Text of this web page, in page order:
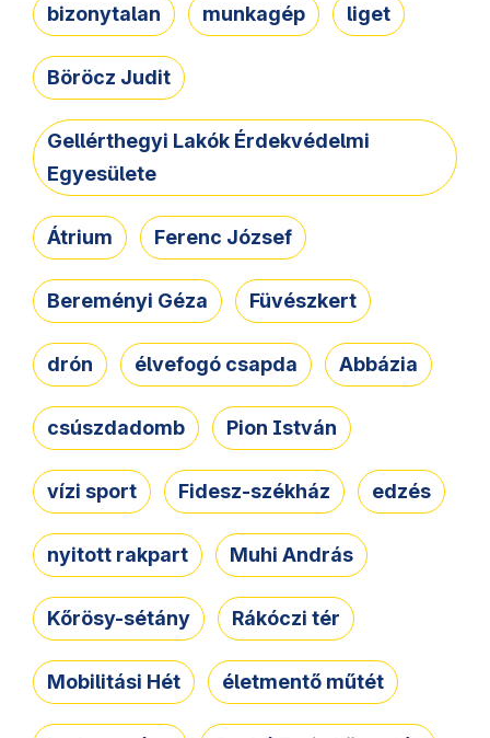
bizonytalan munkagép liget
Böröcz Judit
Gellérthegyi Lakók Érdekvédelmi
Egyesülete
Átrium Ferenc József
Bereményi Géza Füvészkert
drón élvefogó csapda Abbázia
csúszdadomb Pion István
vízi sport Fidesz-székház edzés
nyitott rakpart Muhi András
Kőrösy-sétány Rákóczi tér
Mobilitási Hét életmentő műtét